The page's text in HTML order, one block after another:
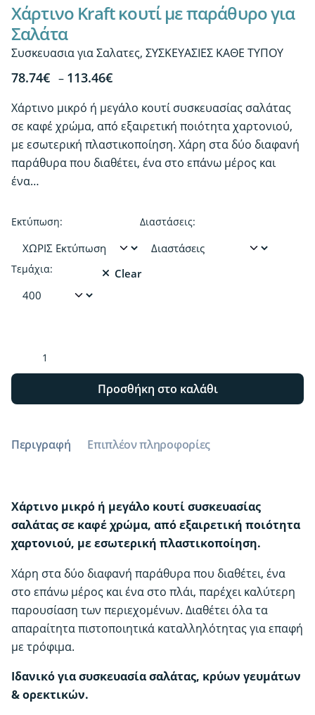
Χάρτινο Kraft κουτί με παράθυρο για
Σαλάτα
Συσκευασια για Σαλατες, ΣΥΣΚΕΥΑΣΙΕΣ ΚΑΘΕ ΤΥΠΟΥ
78.74€ – 113.46€Price
78.74€
through
113.46€
Χάρτινο μικρό ή μεγάλο κουτί συσκευασίας σαλάτας
σε καφέ χρώμα, από εξαιρετική ποιότητα χαρτονιού,
με εσωτερική πλαστικοποίηση. Χάρη στα δύο διαφανή
παράθυρα που διαθέτει, ένα στο επάνω μέρος και
ένα…
Εκτύπωση: Διαστάσεις:
Τεμάχια: Clear
κουτί
με
Σαλάτα
Προσθήκη στο καλάθι
Περιγραφή Επιπλέον πληροφορίες
Χάρτινο μικρό ή μεγάλο κουτί συσκευασίας
σαλάτας σε καφέ χρώμα, από εξαιρετική ποιότητα
χαρτονιού, με εσωτερική πλαστικοποίηση.
Χάρη στα δύο διαφανή παράθυρα που διαθέτει, ένα
στο επάνω μέρος και ένα στο πλάι, παρέχει καλύτερη
παρουσίαση των περιεχομένων. Διαθέτει όλα τα
απαραίτητα πιστοποιητικά καταλληλότητας για επαφή
με τρόφιμα.
Ιδανικό για συσκευασία σαλάτας, κρύων γευμάτων
& ορεκτικών.